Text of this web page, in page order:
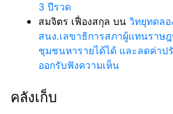
3 ปีรวด
สมจิตร เฟื่องสกุล บน วิทยุทดลอ
สนง.เลขาธิการสภาผู้แทนราษ
ชุมชนหารายได้ได้ และลดค่า
ออกรับฟังความเห็น
คลังเก็บ